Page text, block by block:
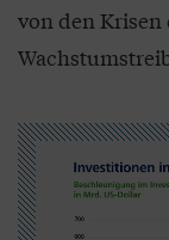
von den Krisen